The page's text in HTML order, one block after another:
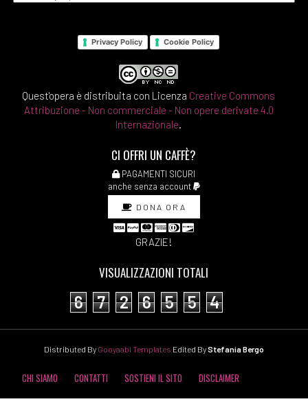
Privacy Policy Cookie Policy
Quest'opera è distribuita con Licenza Creative Commons
Attribuzione - Non commerciale - Non opere derivate 4.0
Internazionale.
CI OFFRI UN CAFFÈ?
PAGAMENTI SICURI
anche senza account
DONA ORA
GRAZIE!
VISUALIZZAZIONI TOTALI
6 7 2 6 5 5 4
Distributed By Gooyaabi Templates Edited ByStefania Bergo
CHI SIAMO CONTATTI SOSTIENI IL SITO DISCLAIMER